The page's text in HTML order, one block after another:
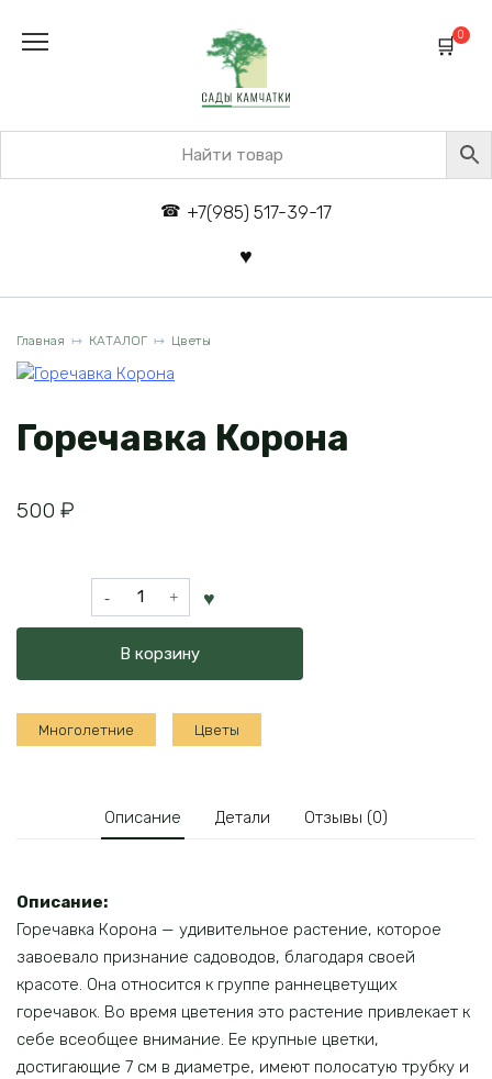
+7(985) 517-39-17
0
Главная КАТАЛОГ Цветы
Горечавка Корона
500 ₽
Количество
товара
КоронаВ корзину
Многолетние Цветы
Описание Детали Отзывы (0)
Описание:
Горечавка Корона — удивительное растение, которое
завоевало признание садоводов, благодаря своей
красоте. Она относится к группе раннецветущих
горечавок. Во время цветения это растение привлекает к
себе всеобщее внимание. Ее крупные цветки,
достигающие 7 см в диаметре, имеют полосатую трубку и